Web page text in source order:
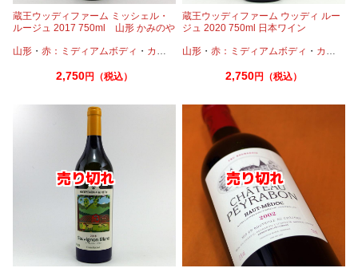
蔵王ウッディファーム ミッシェル・
ルージュ 2017 750ml 山形 かみのや
山形 ・ 赤：ミディアムボディ ・ カベルネ ・カベルネフラン・メルロー
2,750円（税込）
蔵王ウッディファーム ウッディ ルー
ジュ 2020 750ml 日本ワイン
山形 ・赤：ミディアムボディ ・ カベルネ
2,750円（税込）